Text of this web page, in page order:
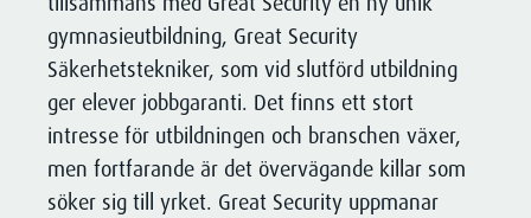
Kritisk infrastruktur
Logistik
Medelstora och stora företag
utifrån din specifika situation.
Kontakta oss för att få veta mer om
hur vi kan hjälpa just dig!
Kontakta oss
Larma
Brandlarm
Inbrottslarm
Integrerade säkerhetssystem
Områdeslarm
KONTAKT
gymnasieutbildning, Great Security
Säkerhetstekniker, som vid slutförd utbildning
ger elever jobbgaranti. Det finns ett stort
intresse för utbildningen och branschen växer,
men fortfarande är det övervägande killar som
söker sig till yrket. Great Security uppmanar